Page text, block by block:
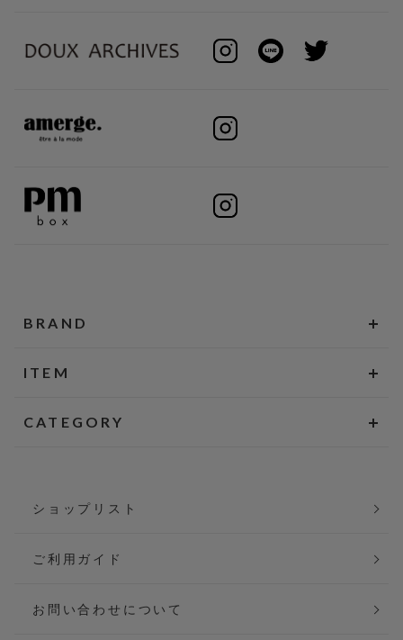
BRAND
ITEM
CATEGORY
ショップリスト
ご利用ガイド
お問い合わせについて